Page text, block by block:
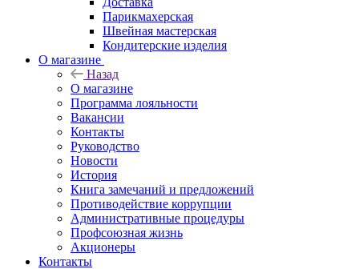
Парикмахерская
Швейная мастерская
Кондитерские изделия
О магазине
Назад
О магазине
Программа лояльности
Вакансии
Контакты
Руководство
Новости
История
Книга замечаний и предложений
Противодействие коррупции
Административные процедуры
Профсоюзная жизнь
Акционеры
Контакты